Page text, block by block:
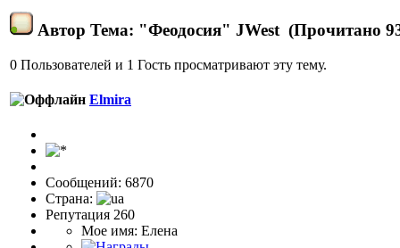
Автор Тема: "Феодосия" JWest (Прочитано
0 Пользователей и 1 Гость просматривают эту тему.
Elmira
Сообщений: 6870
Страна:
Репутация 260
Мое имя: Елена